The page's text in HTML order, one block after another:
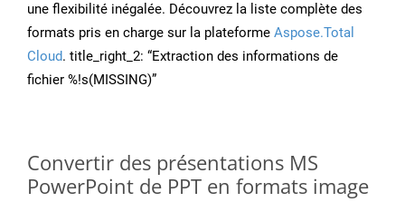
une flexibilité inégalée. Découvrez la liste complète des
formats pris en charge sur la plateforme Aspose.Total
Cloud. title_right_2: “Extraction des informations de
fichier %!s(MISSING)”
Convertir des présentations MS
PowerPoint de PPT en formats image